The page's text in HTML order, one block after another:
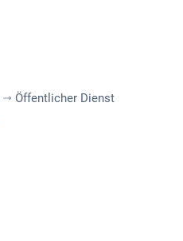
Öffentlicher Dienst